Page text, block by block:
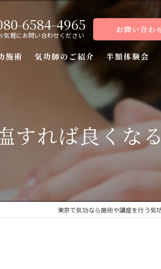
6584-4965
気軽にお問い合わせください
お問い合わ
施術 気功師のご紹介 半額体験会
すれば良くな
東京で気功なら施術や講座を行う気